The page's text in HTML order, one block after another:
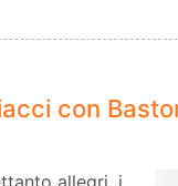
con
allegri, i